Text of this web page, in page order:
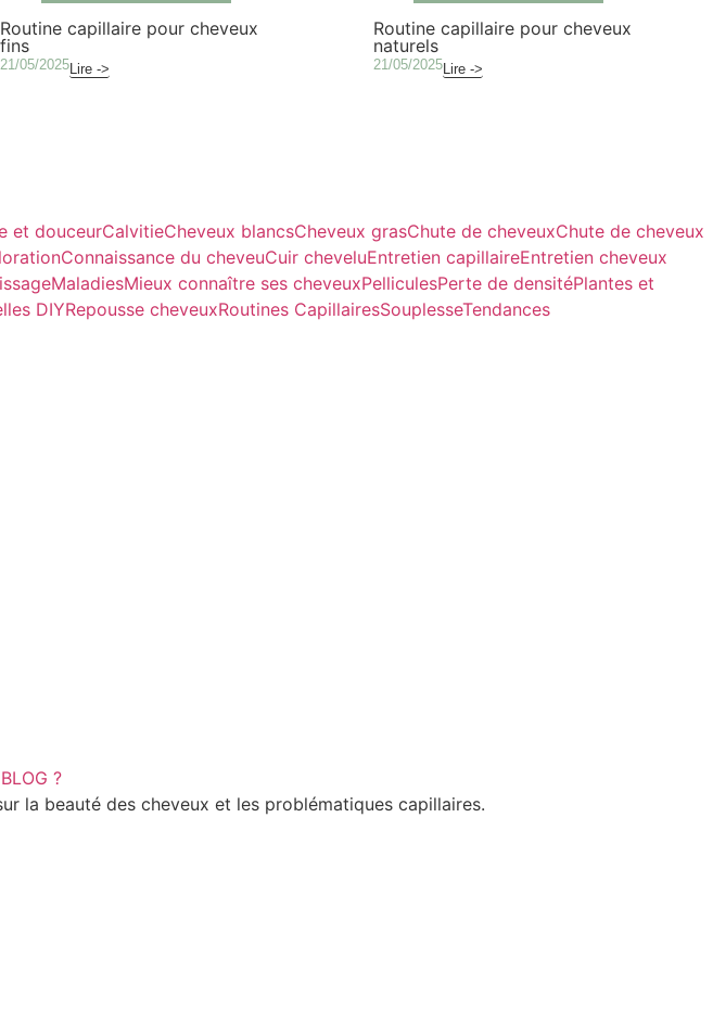
Routine capillaire pour cheveux
fins
21/05/2025 Lire ->
Routine capillaire pour cheveux
naturels
21/05/2025Lire ->
et douceurCalvitieCheveux blancsCheveux grasChute de cheveuxChute de cheveux
Connaissance du cheveuCuir cheveluEntretien capillaireEntretien cheveux
MaladiesMieux connaître ses cheveuxPelliculesPerte de densitéPlantes et
DIYRepousse cheveuxRoutines CapillairesSouplesseTendances
?
la beauté des cheveux et les problématiques capillaires.